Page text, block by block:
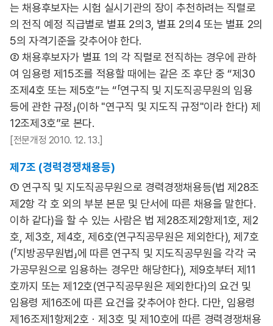
는 채용후보자는 시험 실시기관의 장이 추천하려는 직렬로
의 전직 예정 직급별로 별표 2의3, 별표 2의4 또는 별표 2의
5의 자격기준을 갖추어야 한다.
② 채용후보자가 별표 1의 각 직렬로 전직하는 경우에 관하
여 임용령 제15조를 적용할 때에는 같은 조 후단 중 “제30
조제4호 또는 제5호”는 “「연구직 및 지도직공무원의 임용
등에 관한 규정」(이하 "연구직 및 지도직 규정"이라 한다) 제
12조제3호”로 본다.
[전문개정 2010. 12. 13.]
제7조 (경력경쟁채용등)
① 연구직 및 지도직공무원으로 경력경쟁채용등(법 제28조
제2항 각 호 외의 부분 본문 및 단서에 따른 채용을 말한다.
이하 같다)을 할 수 있는 사람은 법 제28조제2항제1호, 제2
호, 제3호, 제4호, 제6호(연구직공무원은 제외한다), 제7호
(「지방공무원법」에 따른 연구직 및 지도직공무원을 각각 국
가공무원으로 임용하는 경우만 해당한다), 제9호부터 제11
호까지 또는 제12호(연구직공무원은 제외한다)의 요건 및
임용령 제16조에 따른 요건을 갖추어야 한다. 다만, 임용령
제16조제1항제2호ㆍ제3호 및 제10호에 따른 경력경쟁채용